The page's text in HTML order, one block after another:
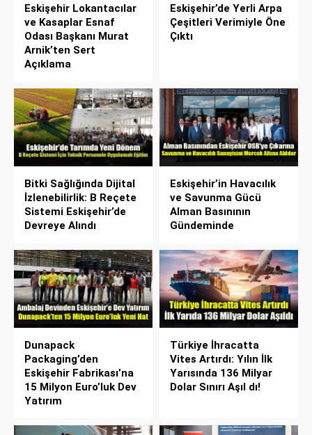
Eskişehir Lokantacılar
ve Kasaplar Esnaf
Odası Başkanı Murat
Arnik’ten Sert
Açıklama
Eskişehir’de Yerli Arpa
Çeşitleri Verimiyle Öne
Çıktı
Bitki Sağlığında Dijital
İzlenebilirlik: B Reçete
Sistemi Eskişehir’de
Devreye Alındı
Eskişehir’in Havacılık
ve Savunma Gücü
Alman Basınının
Gündeminde
Dunapack
Packaging’den
Eskişehir Fabrikası’na
15 Milyon Euro’luk Dev
Yatırım
Türkiye İhracatta
Vites Artırdı: Yılın İlk
Yarısında 136 Milyar
Dolar Sınırı Aşıl dı!